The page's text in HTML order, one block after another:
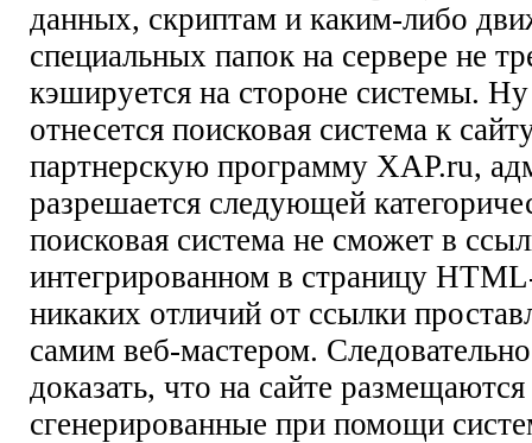
данных, скриптам и каким-либо
специальных папок на сервере не
кэшируется на стороне системы.
отнесется поисковая система к
партнерскую программу XAP.ru,
разрешается следующей
поисковая система не сможет в
интегрированном в страницу
никаких отличий от ссылки
самим веб-мастером.
доказать, что на сайте
сгенерированные при помощи